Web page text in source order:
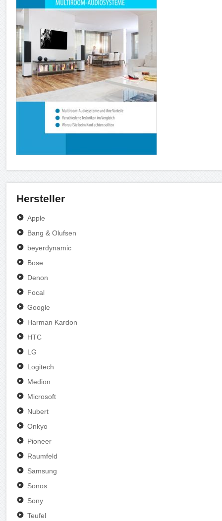
Hersteller
Apple
Bang & Olufsen
beyerdynamic
Bose
Denon
Focal
Google
Harman Kardon
HTC
LG
Logitech
Medion
Microsoft
Nubert
Onkyo
Pioneer
Raumfeld
Samsung
Sonos
Sony
Teufel